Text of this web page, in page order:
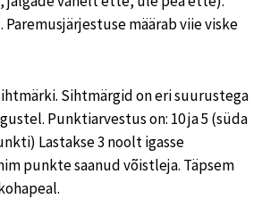
määrab viie viske
Sihtmärgid on eri suurustega
Punktiarvestus on: 10 ja 5 (süda
Lastakse 3 noolt igasse
punkte saanud võistleja. Täpsem